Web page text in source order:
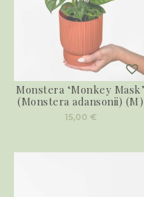
Monstera ‘Monkey Mask’
(Monstera adansonii) (M)
15,00 €